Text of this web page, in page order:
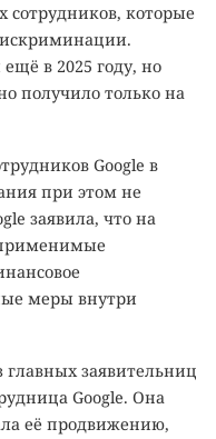
которые
в 2025 году, но
получило только на
Google в
при этом не
заявила, что на
меры внутри
главных заявительниц
Google. Она
её продвижению,